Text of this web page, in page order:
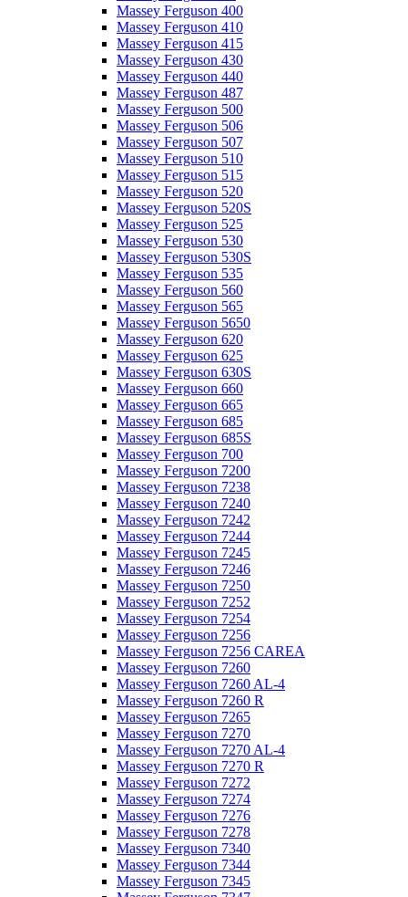
Massey Ferguson 400
Massey Ferguson 410
Massey Ferguson 415
Massey Ferguson 430
Massey Ferguson 440
Massey Ferguson 487
Massey Ferguson 500
Massey Ferguson 506
Massey Ferguson 507
Massey Ferguson 510
Massey Ferguson 515
Massey Ferguson 520
Massey Ferguson 520S
Massey Ferguson 525
Massey Ferguson 530
Massey Ferguson 530S
Massey Ferguson 535
Massey Ferguson 560
Massey Ferguson 565
Massey Ferguson 5650
Massey Ferguson 620
Massey Ferguson 625
Massey Ferguson 630S
Massey Ferguson 660
Massey Ferguson 665
Massey Ferguson 685
Massey Ferguson 685S
Massey Ferguson 700
Massey Ferguson 7200
Massey Ferguson 7238
Massey Ferguson 7240
Massey Ferguson 7242
Massey Ferguson 7244
Massey Ferguson 7245
Massey Ferguson 7246
Massey Ferguson 7250
Massey Ferguson 7252
Massey Ferguson 7254
Massey Ferguson 7256
Massey Ferguson 7256 CAREA
Massey Ferguson 7260
Massey Ferguson 7260 AL-4
Massey Ferguson 7260 R
Massey Ferguson 7265
Massey Ferguson 7270
Massey Ferguson 7270 AL-4
Massey Ferguson 7270 R
Massey Ferguson 7272
Massey Ferguson 7274
Massey Ferguson 7276
Massey Ferguson 7278
Massey Ferguson 7340
Massey Ferguson 7344
Massey Ferguson 7345